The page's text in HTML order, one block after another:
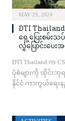
MAY 29, 2024
DTI
ရှေ့ပြေးစမ်း
လွှဲပြောင်းပေးအ
DTI Thailand က
ပုံစံများကို ထိုင်းဘု
နိုင်ငံ ကာကွယ်ရေးန